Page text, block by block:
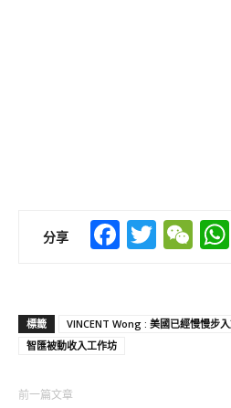
分享 Twitter
標籤
VINCENT Wong : 美國已經慢慢步
智匯被動收入工作坊
前一篇文章